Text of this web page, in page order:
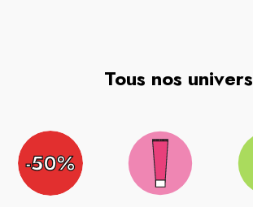
Tous nos univers